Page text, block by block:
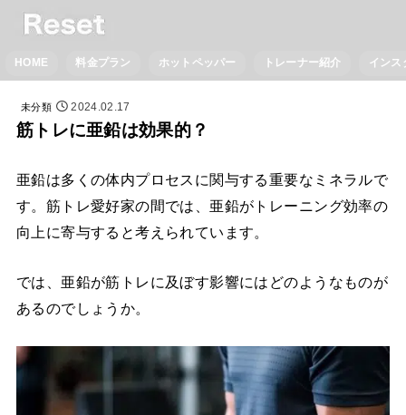
HOME 料金プラン ホットペッパー トレーナー紹介 インス
未分類 2024.02.17
筋トレに亜鉛は効果的？
亜鉛は多くの体内プロセスに関与する重要なミネラルで
す。筋トレ愛好家の間では、亜鉛がトレーニング効率の
向上に寄与すると考えられています。
では、亜鉛が筋トレに及ぼす影響にはどのようなものが
あるのでしょうか。